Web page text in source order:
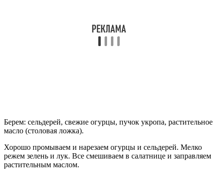
Берем: сельдерей, свежие огурцы, пучок укропа, растительное
масло (столовая ложка).
Хорошо промываем и нарезаем огурцы и сельдерей. Мелко
режем зелень и лук. Все смешиваем в салатнице и заправляем
растительным маслом.